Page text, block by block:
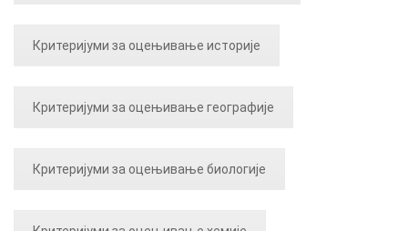
Критеријуми за оцењивање историје
Критеријуми за оцењивање географије
Критеријуми за оцењивање биологије